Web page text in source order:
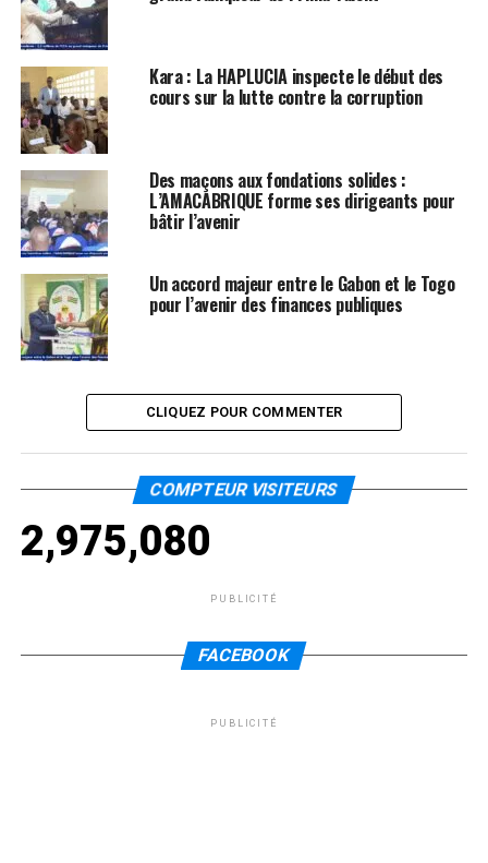
Kara : La HAPLUCIA inspecte le début des
cours sur la lutte contre la corruption
Des maçons aux fondations solides :
L’AMACABRIQUE forme ses dirigeants pour
bâtir l’avenir
Un accord majeur entre le Gabon et le Togo
pour l’avenir des finances publiques
CLIQUEZ POUR COMMENTER
COMPTEUR VISITEURS
2,975,080
PUBLICITÉ
FACEBOOK
PUBLICITÉ